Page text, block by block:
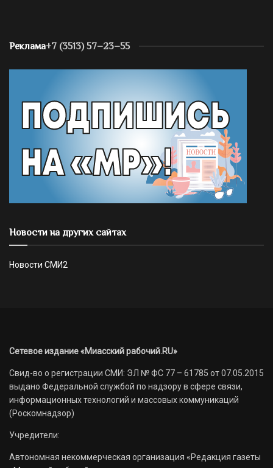
Реклама+7 (3513) 57–23–55
Новости на других сайтах
Новости СМИ2
Сетевое издание «Миасский рабочий.RU»
Свид-во о регистрации СМИ: ЭЛ № ФС 77 – 61785 от 07.05.2015
выдано Федеральной службой по надзору в сфере связи,
информационных технологий и массовых коммуникаций
(Роскомнадзор)
Учредители:
Автономная некоммерческая организация «Редакция газеты